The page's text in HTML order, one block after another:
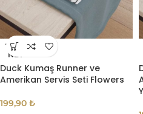
TÜKE
NDI
Duck Kumaş Runner ve
Amerikan Servis Seti Flowers
199,90 ₺